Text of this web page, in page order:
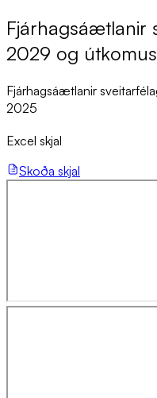
Fjár­hags­áætlan­ir
2029 og
Fjárhagsáætlanir
2025
Excel skjal
Skoða skjal